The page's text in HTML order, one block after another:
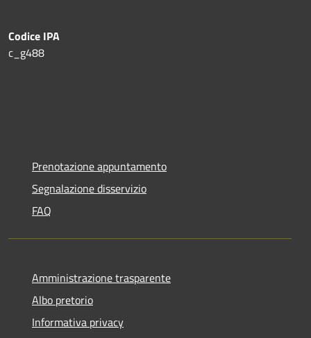
Codice IPA
c_g488
Prenotazione appuntamento
Segnalazione disservizio
FAQ
Amministrazione trasparente
Albo pretorio
Informativa privacy